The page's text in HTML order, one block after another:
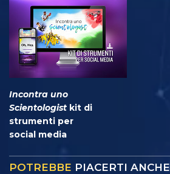
Incontra uno
Scientologist kit di
strumenti per
social media
POTREBBE PIACERTI ANCHE